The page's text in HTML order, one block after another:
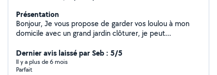
Présentation
Bonjour, Je vous propose de garder vos loulou à mon
domicile avec un grand jardin clôturer, je peut
vétérinaire. Tya mon beauceron sera heureuse d'avoir
une compagnie avec qui jouer. Vos loulous doivent être
sociable. Merci de me contacter pour savoir mes
Dernier avis laissé par Seb : 5/5
Il y a plus de 6 mois
Parfait